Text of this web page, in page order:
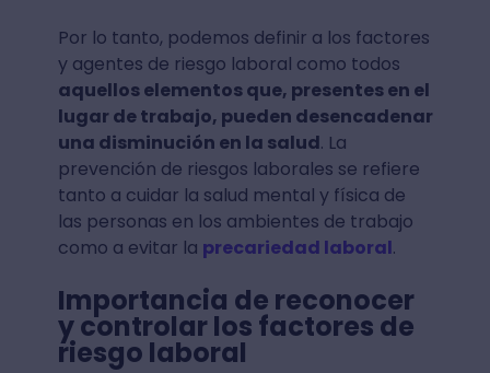
Por lo tanto, podemos definir a los factores
y agentes de riesgo laboral como todos
aquellos elementos que, presentes en el
lugar de trabajo, pueden desencadenar
una disminución en la salud. La
prevención de riesgos laborales se refiere
tanto a cuidar la salud mental y física de
las personas en los ambientes de trabajo
como a evitar la precariedad laboral.
Importancia de reconocer
y controlar los factores de
riesgo laboral